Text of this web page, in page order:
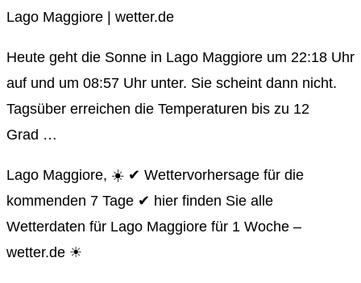
Lago Maggiore | wetter.de
Heute geht die Sonne in Lago Maggiore um 22:18 Uhr
auf und um 08:57 Uhr unter. Sie scheint dann nicht.
Tagsüber erreichen die Temperaturen bis zu 12
Grad …
Lago Maggiore, ☀️ ✔ Wettervorhersage für die
kommenden 7 Tage ✔ hier finden Sie alle
Wetterdaten für Lago Maggiore für 1 Woche –
wetter.de ☀